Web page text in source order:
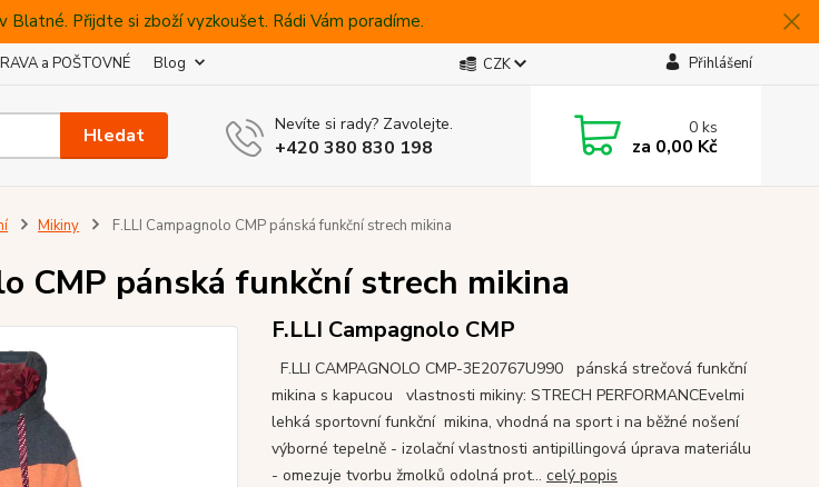
Blatné. Přijdte si zboží vyzkoušet. Rádi Vám poradíme.
a POŠTOVNÉ Blog CZK Přihlášení
Hledat Nevíte si rady? Zavolejte.
+420 380 830 198
0ks
za 0,00 Kč
Mikiny F.LLI Campagnolo CMP pánská funkční strech mikina
CMP pánská funkční strech mikina
F.LLI Campagnolo CMP
F.LLI CAMPAGNOLO CMP-3E20767U990 pánská strečová funkční
mikina s kapucou vlastnosti mikiny: STRECH PERFORMANCEvelmi
lehká sportovní funkční mikina, vhodná na sport i na běžné nošení
výborné tepelně - izolační vlastnosti antipillingová úprava materiálu
- omezuje tvorbu žmolků odolná prot... celý popis